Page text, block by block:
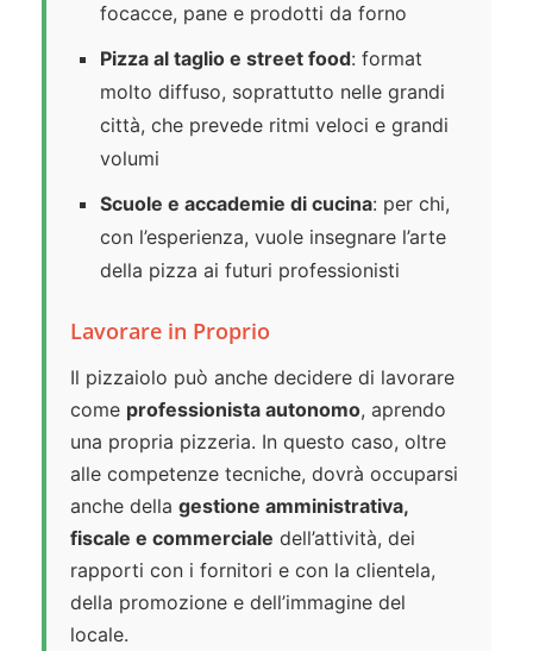
focacce, pane e prodotti da forno
Pizza al taglio e street food: format
molto diffuso, soprattutto nelle grandi
città, che prevede ritmi veloci e grandi
volumi
Scuole e accademie di cucina: per chi,
con l’esperienza, vuole insegnare l’arte
della pizza ai futuri professionisti
Lavorare in Proprio
Il pizzaiolo può anche decidere di lavorare
come professionista autonomo, aprendo
una propria pizzeria. In questo caso, oltre
alle competenze tecniche, dovrà occuparsi
anche della gestione amministrativa,
fiscale e commerciale dell’attività, dei
rapporti con i fornitori e con la clientela,
della promozione e dell’immagine del
locale.